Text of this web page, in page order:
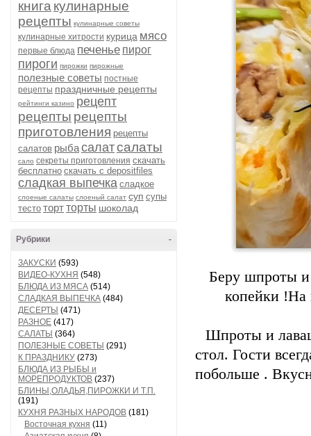
книга кулинарные
рецепты кулинарные советы
кулинарные хитрости курица мясо
первые блюда печенье пирог
пироги пирожки пирожные
полезные советы постные
рецепты праздничные рецепты
рейтинги казино рецепт
рецепты рецепты
приготовления рецепты
салатов рыбасалатсалаты
сало секреты приготовления скачать
бесплатно скачать с depositfiles
сладкая выпечка сладкое
слоеные салаты слоеный салат суп супы
тесто тортторты шоколад
-
Рубрики
ЗАКУСКИ (593)
ВИДЕО-КУХНЯ (548)
БЛЮДА ИЗ МЯСА (514)
СЛАДКАЯ ВЫПЕЧКА (484)
ДЕСЕРТЫ (471)
РАЗНОЕ (417)
САЛАТЫ (364)
ПОЛЕЗНЫЕ СОВЕТЫ (291)
К ПРАЗДНИКУ (273)
БЛЮДА ИЗ РЫБЫ и
МОРЕПРОДУКТОВ (237)
БЛИНЫ,ОЛАДЬЯ,ПИРОЖКИ И Т.П.
(191)
КУХНЯ РАЗНЫХ НАРОДОВ (181)
Восточная кухня (11)
Беру шпроты и
копейки !На
Шпроты и
стол. Гости
побольше .